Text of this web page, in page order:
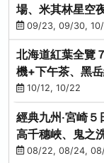
場、米其林星空
幻燈遊步道、洞
09/23, 09/30, 10/
北海道紅葉全覽
機+下午茶、黑
涮涮鍋(不進免稅
10/12, 10/22
經典九州‧宮崎５
高千穗峽、鬼之
見學試飲
08/22, 08/24,